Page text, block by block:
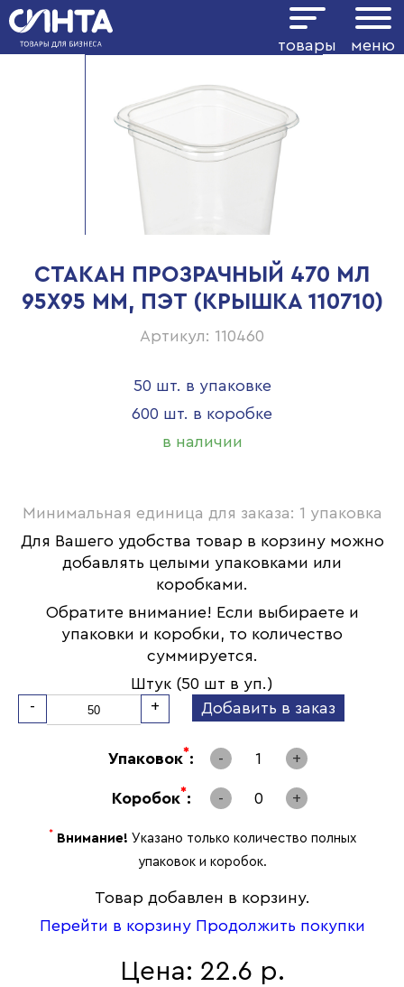
товары меню
СТАКАН ПРОЗРАЧНЫЙ 470 МЛ
95Х95 ММ, ПЭТ (КРЫШКА 110710)
Артикул: 110460
50 шт. в упаковке
600 шт. в коробке
в наличии
Минимальная единица для заказа: 1 упаковка
Для Вашего удобства товар в корзину можно
добавлять целыми упаковками или
коробками.
Обратите внимание! Если выбираете и
упаковки и коробки, то количество
суммируется.
Штук (50 шт в уп.)
-
+ Добавить в заказ
Упаковок*: - 1 +
Коробок*: - 0 +
* Внимание! Указано только количество полных
упаковок и коробок.
Товар добавлен в корзину.
Перейти в корзину Продолжить покупки
Цена: 22.6 р.